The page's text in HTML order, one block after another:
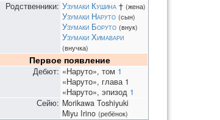
Родственники: Узумаки Кушина † (жена)
Узумаки Наруто (сын)
Узумаки Боруто (внук)
Узумаки Химавари
(внучка)
Первое появление
Дебют: «Наруто», том 1
«Наруто», глава 1
«Наруто», эпизод 1
Сейю: Morikawa Toshiyuki
Miyu Irino (ребёнок)